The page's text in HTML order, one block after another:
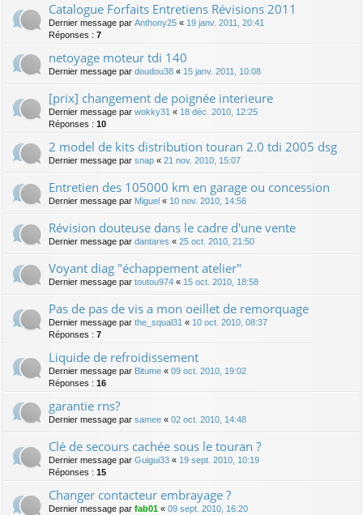
Catalogue Forfaits Entretiens Révisions 2011
Dernier message par Anthony25 « 19 janv. 2011, 20:41
Réponses : 7
netoyage moteur tdi 140
Dernier message par doudou38 « 15 janv. 2011, 10:08
[prix] changement de poignée interieure
Dernier message par wokky31 « 18 déc. 2010, 12:25
Réponses : 10
2 model de kits distribution touran 2.0 tdi 2005 dsg
Dernier message par snap « 21 nov. 2010, 15:07
Entretien des 105000 km en garage ou concession
Dernier message par Miguel « 10 nov. 2010, 14:56
Révision douteuse dans le cadre d'une vente
Dernier message par dantares « 25 oct. 2010, 21:50
Voyant diag "échappement atelier"
Dernier message par toutou974 « 15 oct. 2010, 18:58
Pas de pas de vis a mon oeillet de remorquage
Dernier message par the_squal31 « 10 oct. 2010, 08:37
Réponses : 7
Liquide de refroidissement
Dernier message par Bitume « 09 oct. 2010, 19:02
Réponses : 16
garantie rns?
Dernier message par samee « 02 oct. 2010, 14:48
Clé de secours cachée sous le touran ?
Dernier message par Guigui33 « 19 sept. 2010, 10:19
Réponses : 15
Changer contacteur embrayage ?
Dernier message par fab01 « 09 sept. 2010, 16:20